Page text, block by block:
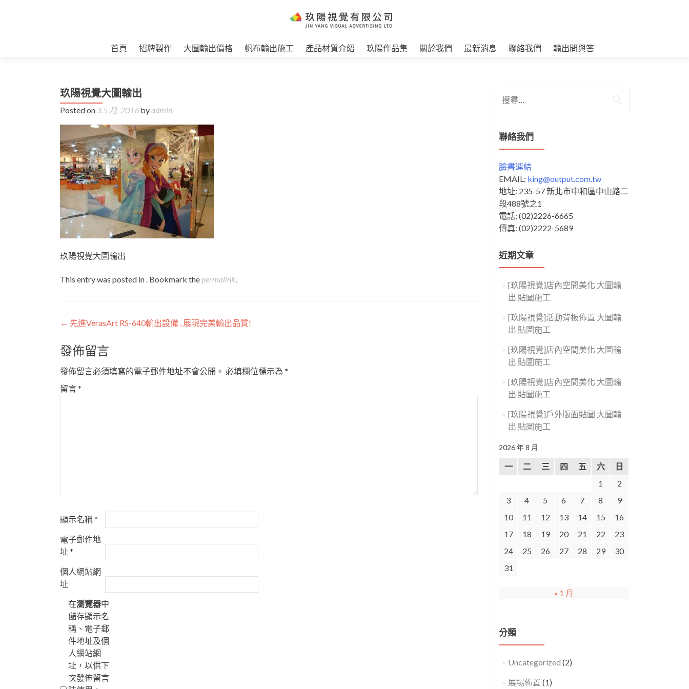
首頁 招牌製作 大圖輸出價格 帆布輸出施工 產品材質介紹 玖陽作品集 關於我們 最新消息 聯絡我們 輸出問與答
玖陽視覺大圖輸出
Posted on 3 5 月, 2016 byadmin
玖陽視覺大圖輸出
This entry was posted in . Bookmark the permalink.
Post
navigation
← 先進VerasArt RS-640輸出設備 , 展現完美輸出品質!
發佈留言
發佈留言必須填寫的電子郵件地址不會公開。 必填欄位標示為 *
留言*
顯示名稱*
電子郵件地
址*
個人網站網
址
在瀏覽器中
儲存顯示名
稱、電子郵
件地址及個
人網站網
址，以供下
次發佈留言
尋
鍵
字:
聯絡我們
臉書連結
EMAIL: king@output.com.tw
地址: 235-57 新北市中和區中山路二
段488號之1
電話: (02)2226-6665
傳真: (02)2222-5689
近期文章
[玖陽視覺]店內空間美化 大圖輸
出 貼圖施工
[玖陽視覺]活動背板佈置 大圖輸
出 貼圖施工
[玖陽視覺]店內空間美化 大圖輸
出 貼圖施工
[玖陽視覺]店內空間美化 大圖輸
出 貼圖施工
[玖陽視覺]戶外版面貼圖 大圖輸
出 貼圖施工
2026 年 8 月
一 二 三 四 五 六
日
1
2
3
4 5 6 7 8
9
10
11 12 13 14 15
16
17
18 19 20 21 22
23
24
25 26 27 28 29
30
31
« 1 月
分類
Uncategorized (2)
展場佈置 (1)